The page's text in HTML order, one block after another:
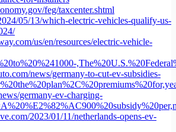
feg/taxcenter.shtml
05/13/which-electric-vehicles-qualify-us-
us/en/resources/electric-vehicle-
news/germany-to-cut-ev-subsidies-
germany-ev-charging-
2023/01/11/netherlands-opens-ev-